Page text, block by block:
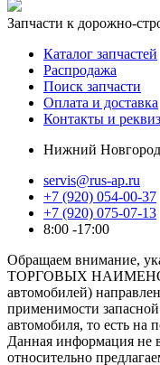
Запчасти к дорожно-
Каталог запчастей
Распродажа
Поиск запчасти
Оплата и доставка
Контакты и
Нижний
servis@rus-ap.ru
+7 (920) 054-00-37
+7 (920) 075-07-13
8:00 -17:00
Обращаем внимание,
ТОРГОВЫХ
автомобилей)
применимости
автомобиля, то есть на
Данная информация не
относительно